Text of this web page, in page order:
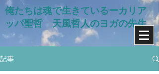
俺たちは魂で生きているー​カリア
ッパ聖哲 天風哲人のヨガの先生
記事